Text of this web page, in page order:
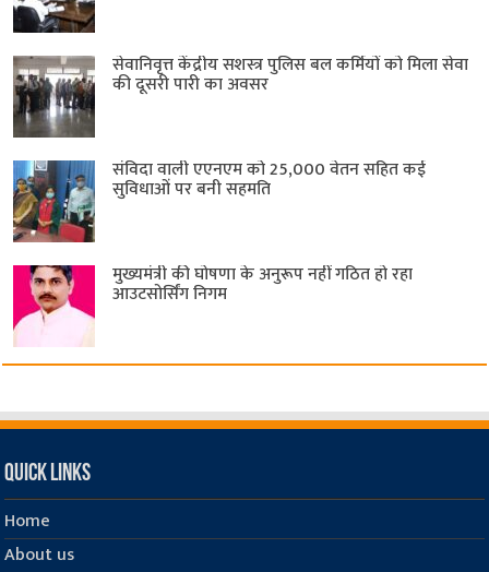
सेवानिवृत्त केंद्रीय सशस्त्र पुलिस बल ​कर्मियों को मिला सेवा
की दूसरी पारी का अवसर
संविदा वाली एएनएम को 25,000 वेतन सहित कई
सुविधाओं पर बनी सहमति
मुख्यमंत्री की घोषणा के अनुरूप नहीं गठित हो रहा
आउटसोर्सिंग निगम
Quick Links
Home
About us